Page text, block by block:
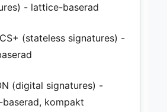
- lattice-baserad
(stateless signatures) -
(digital signatures) -
kompakt